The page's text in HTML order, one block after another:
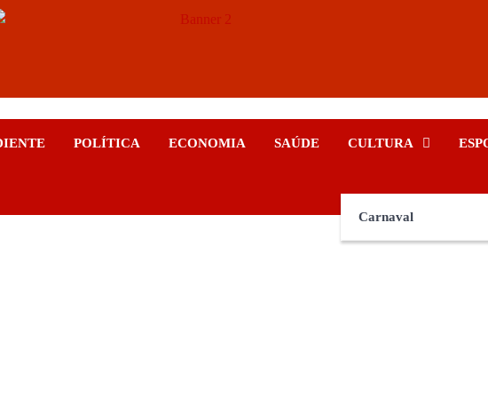
POLÍTICA ECONOMIA SAÚDE CULTURA
Carnaval